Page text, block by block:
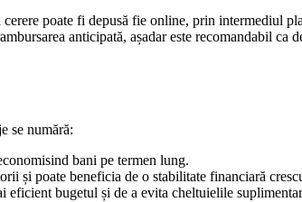
poate fi depusă fie online, prin intermediul
anticipată, așadar este recomandabil ca
se numără:
bani pe termen lung.
și poate beneficia de o stabilitate financiară
bugetul și de a evita cheltuielile